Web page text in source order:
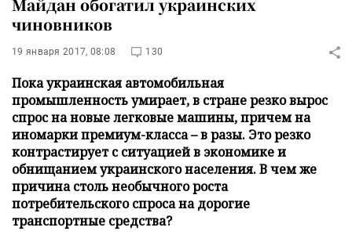
Майдан обогатил украинских
чиновников
19 января 2017, 08:08 130
Пока украинская автомобильная
промышленность умирает, в стране резко вырос
спрос на новые легковые машины, причем на
иномарки премиум-класса – в разы. Это резко
контрастирует с ситуацией в экономике и
обнищанием украинского населения. В чем же
причина столь необычного роста
потребительского спроса на дорогие
транспортные средства?